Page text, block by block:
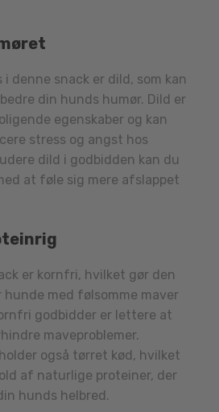
denne snack er dild, som kan
din hunds humør. Dild er
egenskaber og kan
stress og angst hos
dild i godbidden kan du
at føle sig mere afslappet
er kornfri, hvilket gør den
med følsomme maver
godbidder er lettere at
maveproblemer.
også tørret kød, hvilket
af naturlige proteiner, der
hunds helbred.